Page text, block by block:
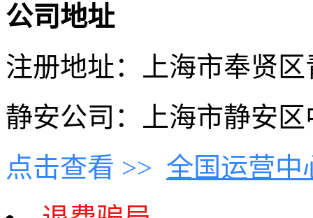
公司地址
注册地址：上海市奉贤
静安公司：上海市静安
点击查看 >> 全国运营中